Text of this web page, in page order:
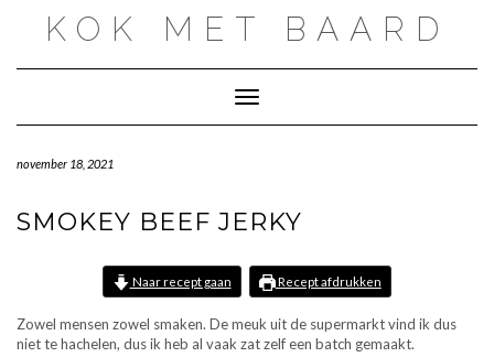
KOK MET BAARD
Toggle navigatie
november 18, 2021
SMOKEY BEEF JERKY
Naar recept gaan Recept afdrukken
Zowel mensen zowel smaken. De meuk uit de supermarkt vind ik dus
niet te hachelen, dus ik heb al vaak zat zelf een batch gemaakt.